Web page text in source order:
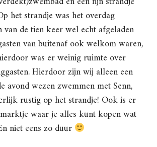
het strandje was het overdag
van de tien keer wel echt afgeladen
van buitenaf ook welkom waren,
was er weinig ruimte over
Hierdoor zijn wij alleen een
avond wezen zwemmen met Senn,
rustig op het strandje! Ook is er
waar je alles kunt kopen wat
niet eens zo duur